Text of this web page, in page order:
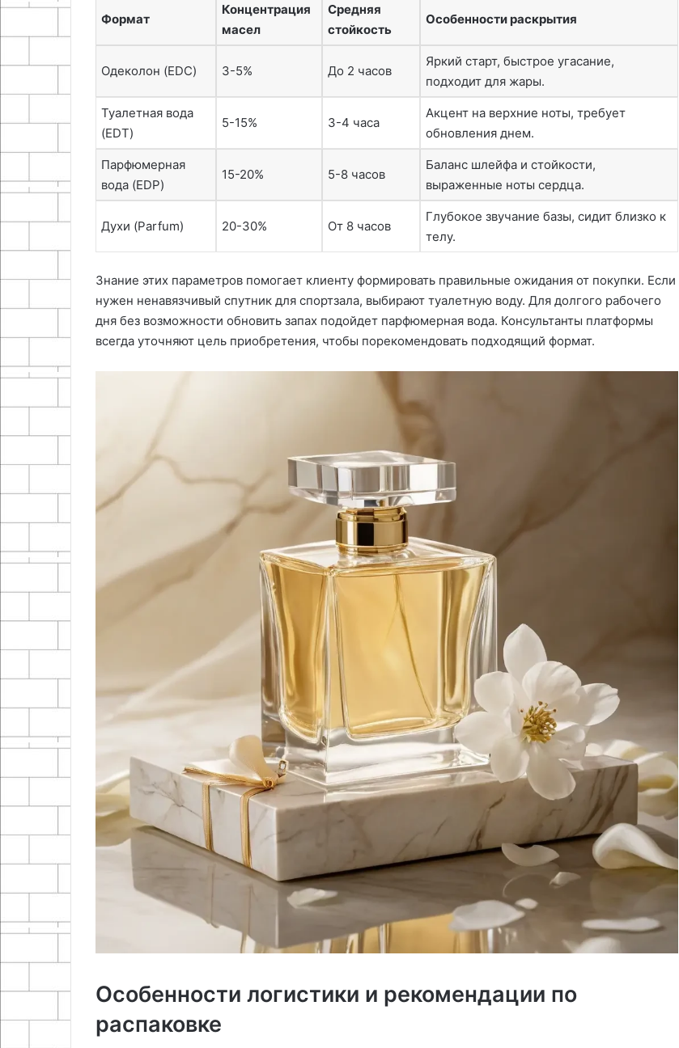
Формат
Концентрация
масел
Средняя
стойкость
Особенности раскрытия
Одеколон (EDC) 3-5% До 2 часов
Яркий старт, быстрое угасание,
подходит для жары.
Туалетная вода
(EDT)
5-15% 3-4 часа
Акцент на верхние ноты, требует
обновления днем.
Парфюмерная
вода (EDP)
15-20% 5-8 часов
Баланс шлейфа и стойкости,
выраженные ноты сердца.
Духи (Parfum) 20-30% От 8 часов
Глубокое звучание базы, сидит близко к
телу.
Знание этих параметров помогает клиенту формировать правильные ожидания от покупки. Если
нужен ненавязчивый спутник для спортзала, выбирают туалетную воду. Для долгого рабочего
дня без возможности обновить запах подойдет парфюмерная вода. Консультанты платформы
всегда уточняют цель приобретения, чтобы порекомендовать подходящий формат.
Особенности логистики и рекомендации по
распаковке